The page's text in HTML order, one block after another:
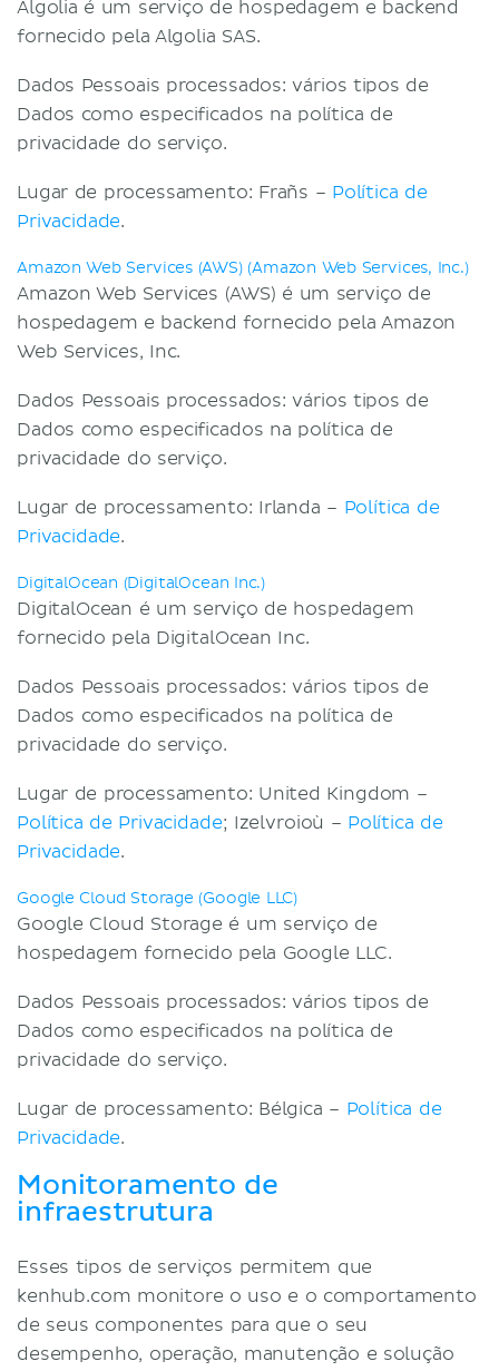
Algolia é um serviço de hospedagem e backend
fornecido pela Algolia SAS.
Dados Pessoais processados: vários tipos de
Dados como especificados na política de
privacidade do serviço.
Lugar de processamento: Frañs – Política de
Privacidade.
Amazon Web Services (AWS) (Amazon Web Services, Inc.)
Amazon Web Services (AWS) é um serviço de
hospedagem e backend fornecido pela Amazon
Web Services, Inc.
Dados Pessoais processados: vários tipos de
Dados como especificados na política de
privacidade do serviço.
Lugar de processamento: Irlanda – Política de
Privacidade.
DigitalOcean (DigitalOcean Inc.)
DigitalOcean é um serviço de hospedagem
fornecido pela DigitalOcean Inc.
Dados Pessoais processados: vários tipos de
Dados como especificados na política de
privacidade do serviço.
Lugar de processamento: United Kingdom –
Política de Privacidade; Izelvroioù – Política de
Privacidade.
Google Cloud Storage (Google LLC)
Google Cloud Storage é um serviço de
hospedagem fornecido pela Google LLC.
Dados Pessoais processados: vários tipos de
Dados como especificados na política de
privacidade do serviço.
Lugar de processamento: Bélgica – Política de
Privacidade.
Monitoramento de
infraestrutura
Esses tipos de serviços permitem que
kenhub.com monitore o uso e o comportamento
de seus componentes para que o seu
desempenho, operação, manutenção e solução